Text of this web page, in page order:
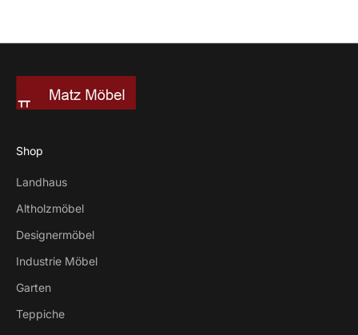
Shop
Landhaus
Altholzmöbel
Designermöbel
Industrie Möbel
Garten
Teppiche